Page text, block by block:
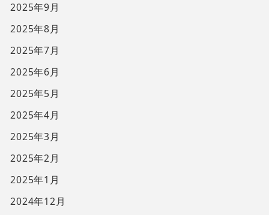
2025年9月
2025年8月
2025年7月
2025年6月
2025年5月
2025年4月
2025年3月
2025年2月
2025年1月
2024年12月